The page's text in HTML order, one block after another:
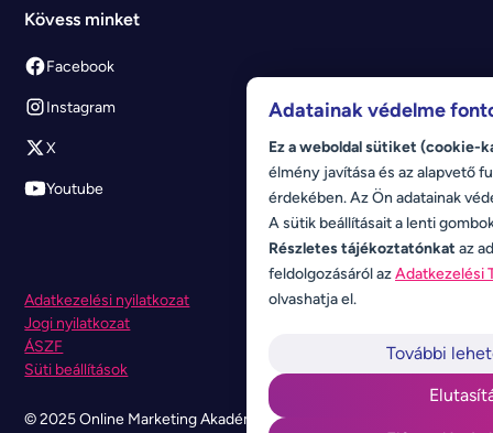
Kövess minket
Facebook
Instagram
X
Youtube
© 2025 Online Marketing Akadémia. Minden jog fenntartva.
Adatkezelési nyilatkozat
Jogi nyilatkozat
ÁSZF
Süti beállítások
Adatainak védelme
Ez a weboldal sütiket (cookie-
élmény javítása és az alapvető
érdekében. Az Ön adatainak
A sütik beállításait a lenti
Részletes tájékoztatónkat az
feldolgozásáról azAdatkezelési
olvashatja el.
További